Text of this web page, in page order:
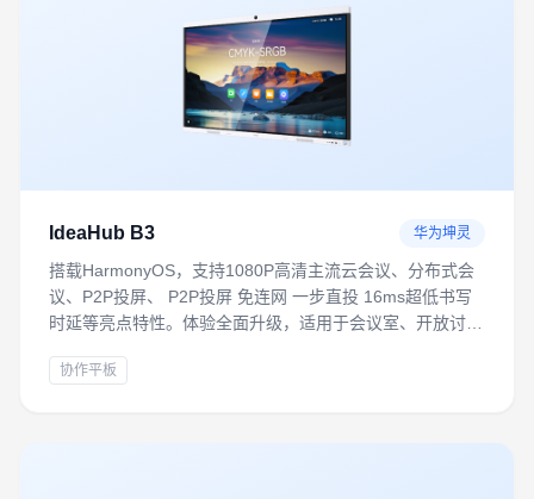
IdeaHub B3 华为坤灵
搭载HarmonyOS，支持1080P高清主流云会议、分布式会
议、P2P投屏、 P2P投屏 免连网 一步直投 16ms超低书写
时延等亮点特性。体验全面升级，适用于会议室、开放讨论
协作平板